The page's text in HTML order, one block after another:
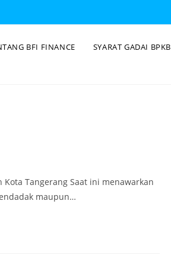
BFI FINANCE SYARAT GADAI BPKB
Kota Tangerang Saat ini menawarkan
maupun…